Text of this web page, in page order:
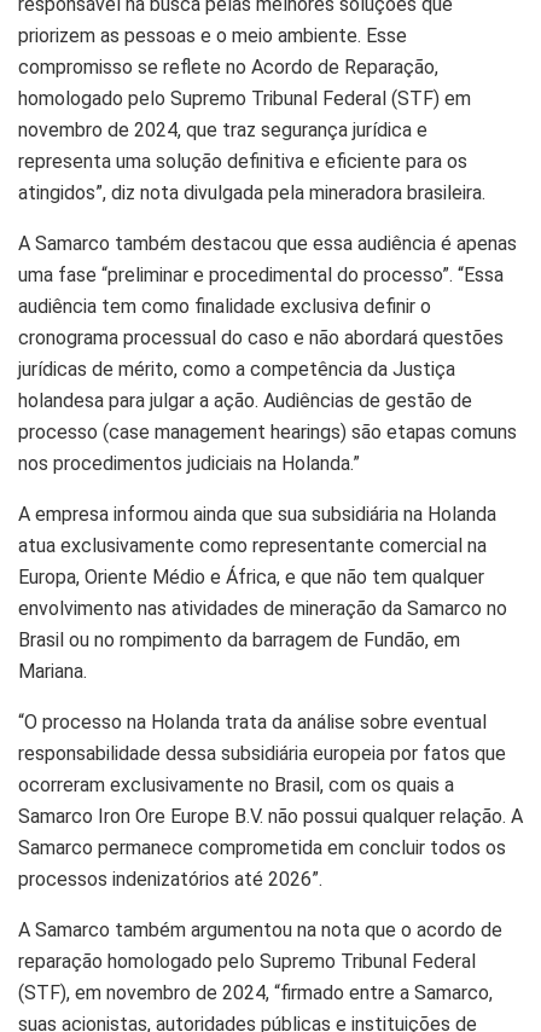
priorizem as pessoas e o meio ambiente. Esse
compromisso se reflete no Acordo de Reparação,
homologado pelo Supremo Tribunal Federal (STF) em
novembro de 2024, que traz segurança jurídica e
representa uma solução definitiva e eficiente para os
atingidos”, diz nota divulgada pela mineradora brasileira.
A Samarco também destacou que essa audiência é apenas
uma fase “preliminar e procedimental do processo”. “Essa
audiência tem como finalidade exclusiva definir o
cronograma processual do caso e não abordará questões
jurídicas de mérito, como a competência da Justiça
holandesa para julgar a ação. Audiências de gestão de
processo (case management hearings) são etapas comuns
nos procedimentos judiciais na Holanda.”
A empresa informou ainda que sua subsidiária na Holanda
atua exclusivamente como representante comercial na
Europa, Oriente Médio e África, e que não tem qualquer
envolvimento nas atividades de mineração da Samarco no
Brasil ou no rompimento da barragem de Fundão, em
Mariana.
“O processo na Holanda trata da análise sobre eventual
responsabilidade dessa subsidiária europeia por fatos que
ocorreram exclusivamente no Brasil, com os quais a
Samarco Iron Ore Europe B.V. não possui qualquer relação. A
Samarco permanece comprometida em concluir todos os
processos indenizatórios até 2026”.
A Samarco também argumentou na nota que o acordo de
reparação homologado pelo Supremo Tribunal Federal
(STF), em novembro de 2024, “firmado entre a Samarco,
suas acionistas, autoridades públicas e instituições de